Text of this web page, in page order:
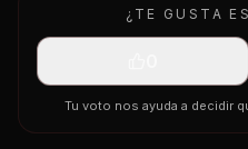
¿TE GUSTA
Tu voto nos ayuda a decidir